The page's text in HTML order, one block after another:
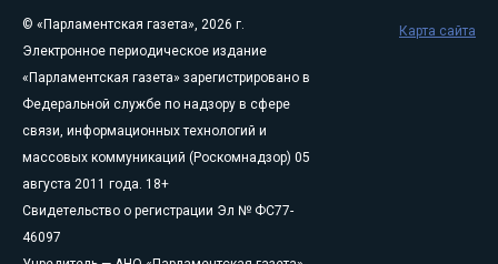
© «Парламентская газета», 2026 г.
Электронное периодическое издание
«Парламентская газета» зарегистрировано в
Федеральной службе по надзору в сфере
связи, информационных технологий и
массовых коммуникаций (Роскомнадзор) 05
августа 2011 года. 18+
Свидетельство о регистрации Эл № ФС77-
46097
Карта сайта